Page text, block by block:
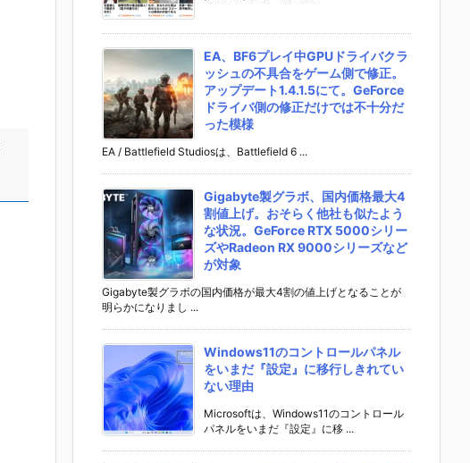
EA、BF6プレイ中GPUドライバクラ
ッシュの不具合をゲーム側で修正。
アップデート1.4.1.5にて。GeForce
ドライバ側の修正だけでは不十分だ
った模様
EA / Battlefield Studiosは、Battlefield 6 ...
Gigabyte製グラボ、国内価格最大4
割値上げ。おそらく他社も似たよう
な状況。GeForce RTX 5000シリー
ズやRadeon RX 9000シリーズなど
が対象
Gigabyte製グラボの国内価格が最大4割の値上げとなることが
明らかになりまし ...
Windows11のコントロールパネル
をいまだ『設定』に移行しきれてい
ない理由
Microsoftは、Windows11のコントロール
パネルをいまだ『設定』に移 ...